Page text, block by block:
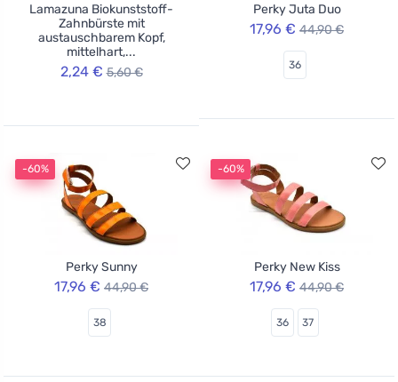
Lamazuna Biokunststoff-
Zahnbürste mit
austauschbarem Kopf,
mittelhart,...
2,24 € 5,60 €
Perky Juta Duo
17,96 € 44,90 €
36
-60%
Perky Sunny
17,96 € 44,90 €
38
-60%
Perky New Kiss
17,96 € 44,90 €
36 37